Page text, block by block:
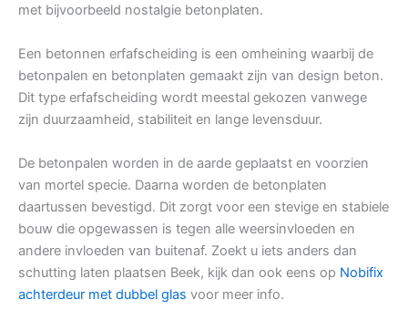
met bijvoorbeeld nostalgie betonplaten.
Een betonnen erfafscheiding is een omheining waarbij de
betonpalen en betonplaten gemaakt zijn van design beton.
Dit type erfafscheiding wordt meestal gekozen vanwege
zijn duurzaamheid, stabiliteit en lange levensduur.
De betonpalen worden in de aarde geplaatst en voorzien
van mortel specie. Daarna worden de betonplaten
daartussen bevestigd. Dit zorgt voor een stevige en stabiele
bouw die opgewassen is tegen alle weersinvloeden en
andere invloeden van buitenaf. Zoekt u iets anders dan
schutting laten plaatsen Beek, kijk dan ook eens op Nobifix
achterdeur met dubbel glas voor meer info.